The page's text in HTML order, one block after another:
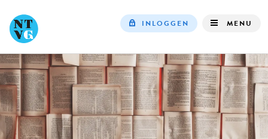
navigation
INLOGGEN MENU